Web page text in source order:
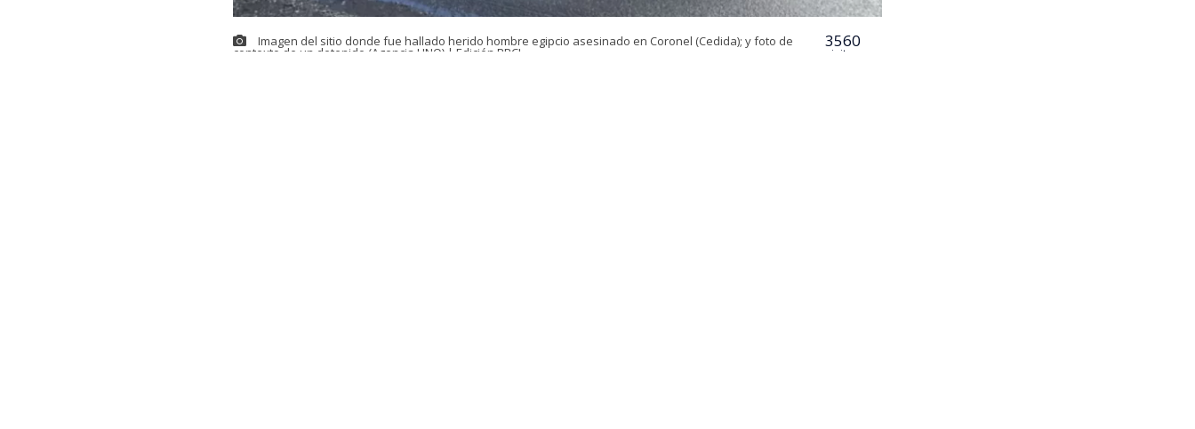
Imagen del sitio donde fue hallado herido hombre egipcio asesinado en Coronel (Cedida); y foto de
contexto de un detenido (Agencia UNO) | Edición BBCL
3560
visitas